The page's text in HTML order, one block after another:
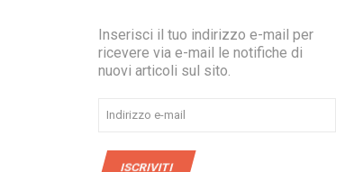
Inserisci il tuo indirizzo e-mail per
ricevere via e-mail le notifiche di
nuovi articoli sul sito.
Indirizzo
e-
ISCRIVITI